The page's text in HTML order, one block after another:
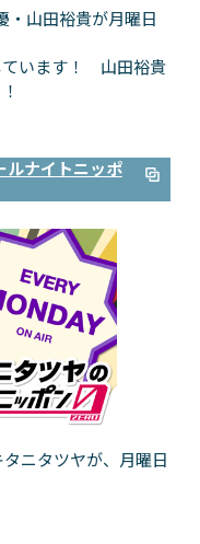
・山田裕貴が月曜日
ています！ 山田裕貴
ルナイトニッポ
ニタツヤが、月曜日